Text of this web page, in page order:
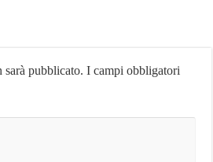
pubblicato. I campi obbligatori